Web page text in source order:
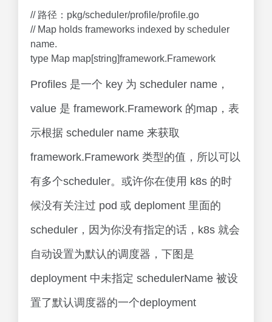
// 路径：pkg/scheduler/profile/profile.go
// Map holds frameworks indexed by scheduler
name.
type Map map[string]framework.Framework
Profiles 是一个 key 为 scheduler name，
value 是 framework.Framework 的map，表
示根据 scheduler name 来获取
framework.Framework 类型的值，所以可以
有多个scheduler。或许你在使用 k8s 的时
候没有关注过 pod 或 deploment 里面的
scheduler，因为你没有指定的话，k8s 就会
自动设置为默认的调度器，下图是
deployment 中未指定 schedulerName 被设
置了默认调度器的一个deployment